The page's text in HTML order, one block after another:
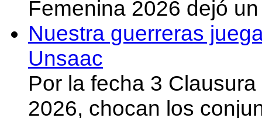
Femenina 2026 dejó
Nuestra guerreras
Unsaac
Por la fecha 3
2026, chocan los